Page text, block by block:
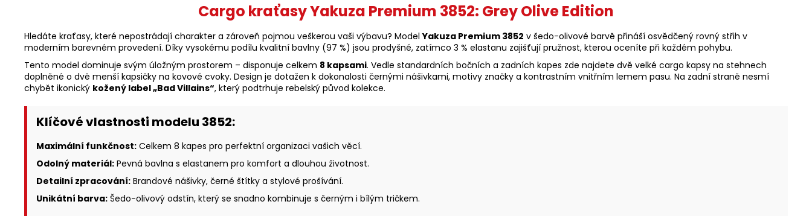
Cargo kraťasy Yakuza Premium 3852: Grey Olive Edition
Hledáte kraťasy, které nepostrádají charakter a zároveň pojmou veškerou vaši výbavu? ModelYakuza Premium 3852 v šedo-olivové barvě přináší osvědčený rovný střih v
moderním barevném provedení. Díky vysokému podílu kvalitní bavlny (97 %) jsou prodyšné, zatímco 3 % elastanu zajišťují pružnost, kterou oceníte při každém pohybu.
Tento model dominuje svým úložným prostorem – disponuje celkem 8 kapsami. Vedle standardních bočních a zadních kapes zde najdete dvě velké cargo kapsy na stehnech
doplněné o dvě menší kapsičky na kovové cvoky. Design je dotažen k dokonalosti černými nášivkami, motivy značky a kontrastním vnitřním lemem pasu. Na zadní straně nesmí
chybět ikonický kožený label „Bad Villains“, který podtrhuje rebelský původ kolekce.
Klíčové vlastnosti modelu 3852:
Maximální funkčnost: Celkem 8 kapes pro perfektní organizaci vašich věcí.
Odolný materiál: Pevná bavlna s elastanem pro komfort a dlouhou životnost.
Detailní zpracování: Brandové nášivky, černé štítky a stylové prošívání.
Unikátní barva: Šedo-olivový odstín, který se snadno kombinuje s černým i bílým tričkem.